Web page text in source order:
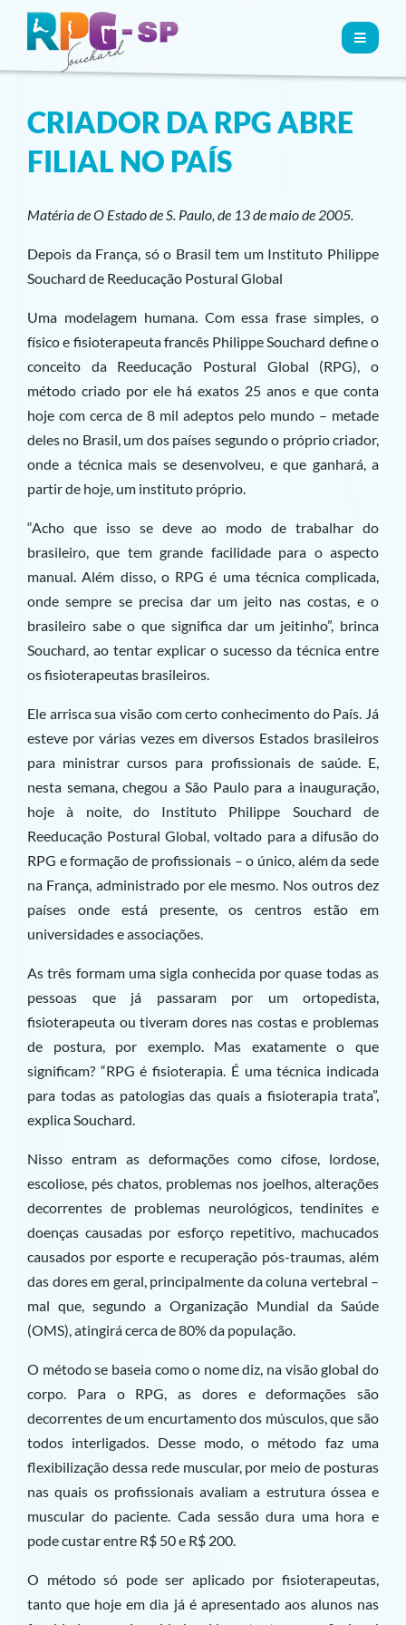
MENU
CRIADOR DA RPG ABRE
FILIAL NO PAÍS
Matéria de O Estado de S. Paulo, de 13 de maio de 2005.
Depois da França, só o Brasil tem um Instituto Philippe
Souchard de Reeducação Postural Global
Uma modelagem humana. Com essa frase simples, o
físico e fisioterapeuta francês Philippe Souchard define o
conceito da Reeducação Postural Global (RPG), o
método criado por ele há exatos 25 anos e que conta
hoje com cerca de 8 mil adeptos pelo mundo – metade
deles no Brasil, um dos países segundo o próprio criador,
onde a técnica mais se desenvolveu, e que ganhará, a
partir de hoje, um instituto próprio.
“Acho que isso se deve ao modo de trabalhar do
brasileiro, que tem grande facilidade para o aspecto
manual. Além disso, o RPG é uma técnica complicada,
onde sempre se precisa dar um jeito nas costas, e o
brasileiro sabe o que significa dar um jeitinho”, brinca
Souchard, ao tentar explicar o sucesso da técnica entre
os fisioterapeutas brasileiros.
Ele arrisca sua visão com certo conhecimento do País. Já
esteve por várias vezes em diversos Estados brasileiros
para ministrar cursos para profissionais de saúde. E,
nesta semana, chegou a São Paulo para a inauguração,
hoje à noite, do Instituto Philippe Souchard de
Reeducação Postural Global, voltado para a difusão do
RPG e formação de profissionais – o único, além da sede
na França, administrado por ele mesmo. Nos outros dez
países onde está presente, os centros estão em
universidades e associações.
As três formam uma sigla conhecida por quase todas as
pessoas que já passaram por um ortopedista,
fisioterapeuta ou tiveram dores nas costas e problemas
de postura, por exemplo. Mas exatamente o que
significam? “RPG é fisioterapia. É uma técnica indicada
para todas as patologias das quais a fisioterapia trata”,
explica Souchard.
Nisso entram as deformações como cifose, lordose,
escoliose, pés chatos, problemas nos joelhos, alterações
decorrentes de problemas neurológicos, tendinites e
doenças causadas por esforço repetitivo, machucados
causados por esporte e recuperação pós-traumas, além
das dores em geral, principalmente da coluna vertebral –
mal que, segundo a Organização Mundial da Saúde
(OMS), atingirá cerca de 80% da população.
O método se baseia como o nome diz, na visão global do
corpo. Para o RPG, as dores e deformações são
decorrentes de um encurtamento dos músculos, que são
todos interligados. Desse modo, o método faz uma
flexibilização dessa rede muscular, por meio de posturas
nas quais os profissionais avaliam a estrutura óssea e
muscular do paciente. Cada sessão dura uma hora e
pode custar entre R$ 50 e R$ 200.
O método só pode ser aplicado por fisioterapeutas,
tanto que hoje em dia já é apresentado aos alunos nas